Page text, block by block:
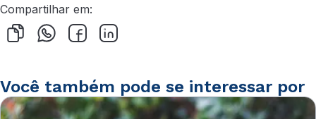
Compartilhar em:
Você também pode se interessar por